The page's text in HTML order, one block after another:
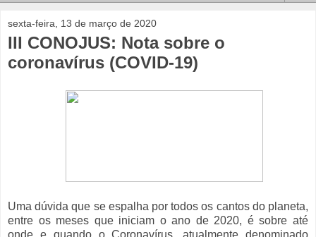
sexta-feira, 13 de março de 2020
III CONOJUS: Nota sobre o
coronavírus (COVID-19)
Uma dúvida que se espalha por todos os cantos do planeta,
entre os meses que iniciam o ano de 2020, é sobre até
onde e quando o Coronavírus, atualmente denominado